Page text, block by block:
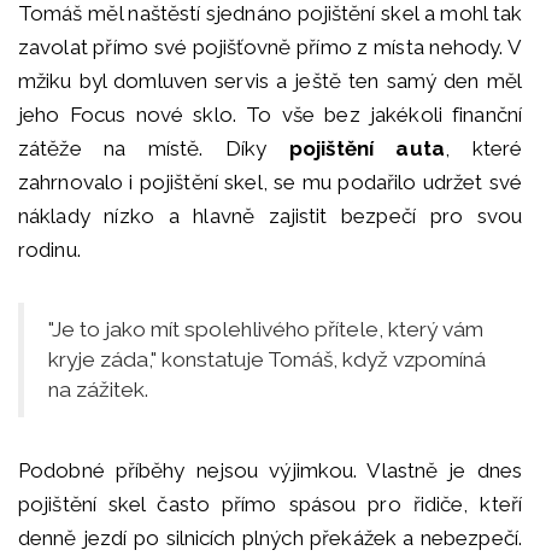
Tomáš měl naštěstí sjednáno pojištění skel a mohl tak
zavolat přímo své pojišťovně přímo z místa nehody. V
mžiku byl domluven servis a ještě ten samý den měl
jeho Focus nové sklo. To vše bez jakékoli finanční
zátěže na místě. Díky pojištění auta, které
zahrnovalo i pojištění skel, se mu podařilo udržet své
náklady nízko a hlavně zajistit bezpečí pro svou
rodinu.
"Je to jako mít spolehlivého přítele, který vám
kryje záda," konstatuje Tomáš, když vzpomíná
na zážitek.
Podobné příběhy nejsou výjimkou. Vlastně je dnes
pojištění skel často přímo spásou pro řidiče, kteří
denně jezdí po silnicích plných překážek a nebezpečí.